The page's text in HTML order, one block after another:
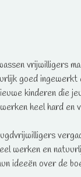
vrijwilligers
goed
kinderen die
heel hard en
werken en
ideeën over de